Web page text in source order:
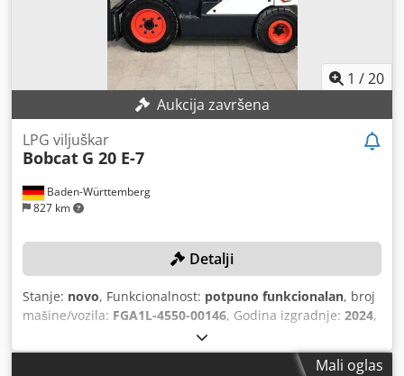
1 /20
Aukcija završena
Baden-Württemberg
827 km
LPG viljuškar
Bobcat G 20 E-7
Detalji
Stanje: novo, Funkcionalnost: potpuno funkcionalan, broj
mašine/vozila: FGA1L-4550-00146, Godina izgradnje: 2024,
, visina podizanja:
podizanje:1.475 mm, vrsta goriva:plin, duljina vilica:
Mali oglas